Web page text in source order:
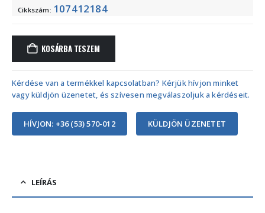
Cikkszám: 107412184
KOSÁRBA TESZEM
Kérdése van a termékkel kapcsolatban? Kérjük hívjon minket
vagy küldjön üzenetet, és szívesen megválaszoljuk a kérdéseit.
HÍVJON: +36 (53) 570-012 KÜLDJÖN ÜZENETET
LEÍRÁS